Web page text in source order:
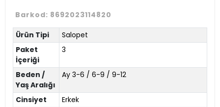
Barkod: 8692023114820
Ürün Tipi
Salopet
Paket
İçeriği
3
Beden /
Yaş Aralığı
Ay 3-6 / 6-9 / 9-12
Cinsiyet
Erkek